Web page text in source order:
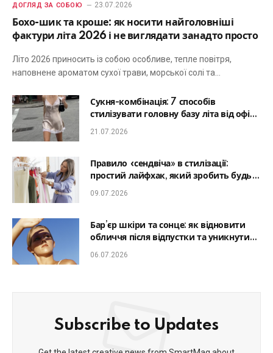
ДОГЛЯД ЗА СОБОЮ 23.07.2026
Бохо-шик та кроше: як носити найголовніші
фактури літа 2026 і не виглядати занадто просто
Літо 2026 приносить із собою особливе, тепле повітря,
наповнене ароматом сухої трави, морської солі та…
Сукня-комбінація: 7 способів
стилізувати головну базу літа від офісу
до романтичної вечері
21.07.2026
Правило «сендвіча» в стилізації:
простий лайфхак, який зробить будь-
який образ гармонійним
09.07.2026
Бар’єр шкіри та сонце: як відновити
обличчя після відпустки та уникнути
фотостаріння
06.07.2026
Subscribe to Updates